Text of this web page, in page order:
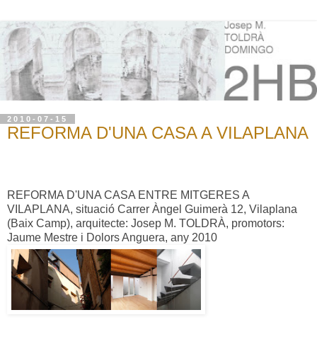
2010-07-15
REFORMA D'UNA CASA A VILAPLANA
REFORMA D'UNA CASA ENTRE MITGERES A
VILAPLANA, situació Carrer Àngel Guimerà 12, Vilaplana
(Baix Camp), arquitecte: Josep M. TOLDRÀ, promotors:
Jaume Mestre i Dolors Anguera, any 2010